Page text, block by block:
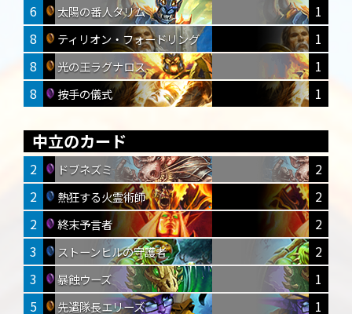
6
太陽の番人タリム
1
8
ティリオン・フォードリング
1
8
光の王ラグナロス
1
8
按手の儀式 1
中立のカード
2 ドブネズミ
2
2
熱狂する火霊術師
2
2
終末予言者
2
3
ストーンヒルの守護者
2
3
暴蝕ウーズ
1
5
先遣隊長エリーズ 1